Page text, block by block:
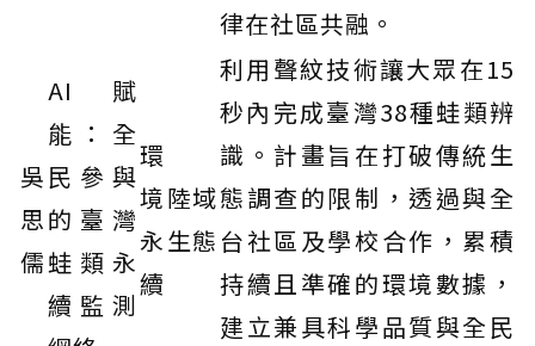
律在社區共融。
吳
思
儒
AI賦
能：全
民參與
的臺灣
蛙類永
續監測
環
境
永
續
陸域
生態
利用聲紋技術讓大眾在15
秒內完成臺灣38種蛙類辨
識。計畫旨在打破傳統生
態調查的限制，透過與全
台社區及學校合作，累積
持續且準確的環境數據，
建立兼具科學品質與全民